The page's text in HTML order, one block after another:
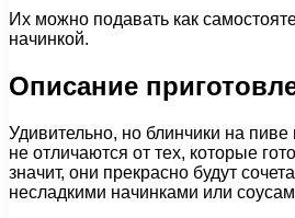
Их можно подавать как
начинкой.
Описание
Удивительно, но блинчики на пиве
не отличаются от тех, которые
значит, они прекрасно будут
несладкими начинками или